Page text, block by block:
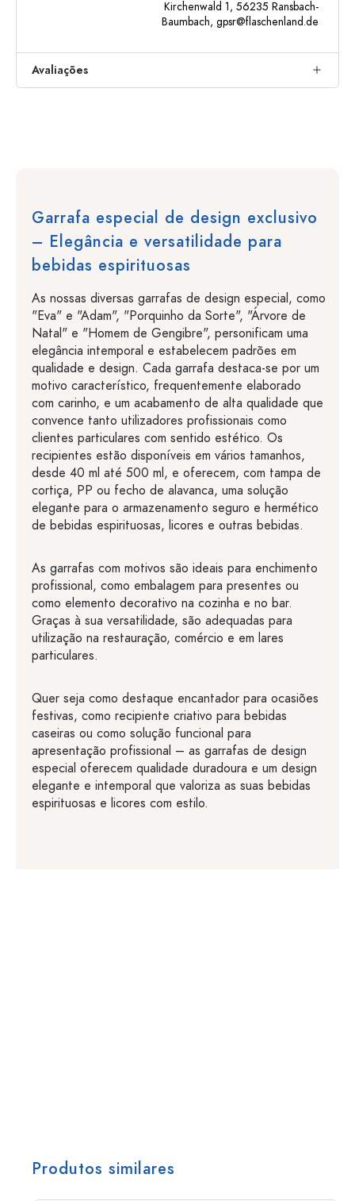
Kirchenwald 1, 56235 Ransbach-
Baumbach, gpsr@flaschenland.de
Avaliações
Garrafa especial de design exclusivo
– Elegância e versatilidade para
bebidas espirituosas
As nossas diversas garrafas de design especial, como
"Eva" e "Adam", "Porquinho da Sorte", "Árvore de
Natal" e "Homem de Gengibre", personificam uma
elegância intemporal e estabelecem padrões em
qualidade e design. Cada garrafa destaca-se por um
motivo característico, frequentemente elaborado
com carinho, e um acabamento de alta qualidade que
convence tanto utilizadores profissionais como
clientes particulares com sentido estético. Os
recipientes estão disponíveis em vários tamanhos,
desde 40 ml até 500 ml, e oferecem, com tampa de
cortiça, PP ou fecho de alavanca, uma solução
elegante para o armazenamento seguro e hermético
de bebidas espirituosas, licores e outras bebidas.
As garrafas com motivos são ideais para enchimento
profissional, como embalagem para presentes ou
como elemento decorativo na cozinha e no bar.
Graças à sua versatilidade, são adequadas para
utilização na restauração, comércio e em lares
particulares.
Quer seja como destaque encantador para ocasiões
festivas, como recipiente criativo para bebidas
caseiras ou como solução funcional para
apresentação profissional – as garrafas de design
especial oferecem qualidade duradoura e um design
elegante e intemporal que valoriza as suas bebidas
espirituosas e licores com estilo.
Produtos similares